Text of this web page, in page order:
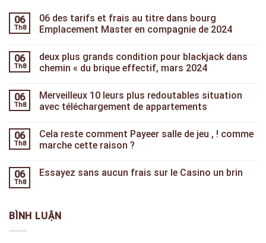
06
Th8
06 des tarifs et frais au titre dans bourg
Emplacement Master en compagnie de 2024
06
Th8
deux plus grands condition pour blackjack dans
chemin « du brique effectif, mars 2024
06
Th8
Merveilleux 10 leurs plus redoutables situation
avec téléchargement de appartements
06
Th8
Cela reste comment Payeer salle de jeu , ! comme
marche cette raison ?
06
Th8
Essayez sans aucun frais sur le Casino un brin
BÌNH LUẬN